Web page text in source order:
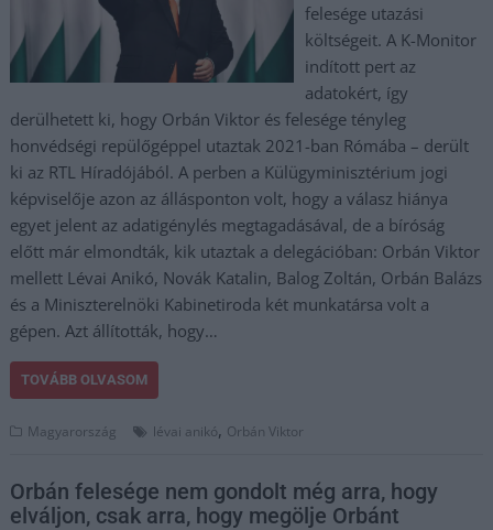
felesége utazási
költségeit. A K-Monitor
indított pert az
adatokért, így
derülhetett ki, hogy Orbán Viktor és felesége tényleg
honvédségi repülőgéppel utaztak 2021-ban Rómába – derült
ki az RTL Híradójából. A perben a Külügyminisztérium jogi
képviselője azon az állásponton volt, hogy a válasz hiánya
egyet jelent az adatigénylés megtagadásával, de a bíróság
előtt már elmondták, kik utaztak a delegációban: Orbán Viktor
mellett Lévai Anikó, Novák Katalin, Balog Zoltán, Orbán Balázs
és a Miniszterelnöki Kabinetiroda két munkatársa volt a
gépen. Azt állították, hogy…
TOVÁBB OLVASOM
Magyarország lévai anikó, Orbán Viktor
Orbán felesége nem gondolt még arra, hogy
elváljon, csak arra, hogy megölje Orbánt